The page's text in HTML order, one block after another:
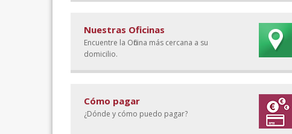
Nuestras Oficinas
Encuentre la Oficina más cercana a su
domicilio.
Cómo pagar
¿Dónde y cómo puedo pagar?